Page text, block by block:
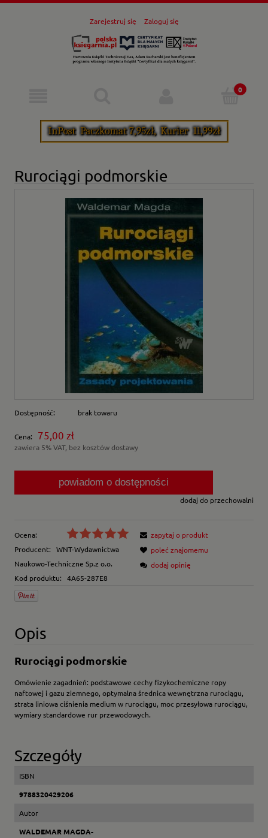
Zarejestruj się Zaloguj się
Rurociągi podmorskie
Dostępność: brak towaru
Cena: 75,00 zł
zawiera 5% VAT, bez kosztów dostawy
powiadom o dostępności
dodaj do przechowalni
Ocena:
Producent:
WNT-Wydawnictwa
Naukowo-Techniczne Sp.z o.o.
Kod produktu:
4A65-287E8
zapytaj o produkt
poleć znajomemu
dodaj opinię
Opis
Rurociągi podmorskie
Omówienie zagadnień: podstawowe cechy fizykochemiczne ropy
naftowej i gazu ziemnego, optymalna średnica wewnętrzna rurociągu,
strata liniowa ciśnienia medium w rurociągu, moc przesyłowa rurociągu,
wymiary standardowe rur przewodowych.
Szczegóły
ISBN
9788320429206
Autor
WALDEMAR MAGDA-